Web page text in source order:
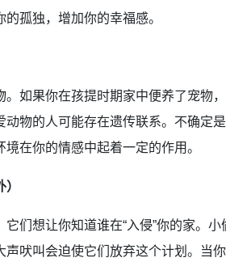
孤独，增加你的幸福感。
。如果你在孩提时期家中便养了宠物
动物的人可能存在遗传联系。不确定
在你的情感中起着一定的作用。
们想让你知道谁在“入侵”你的家。
声吠叫会迫使它们放弃这个计划。当